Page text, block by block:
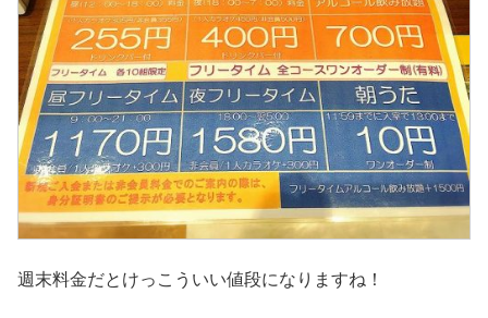
週末料金だとけっこういい値段になりますね！